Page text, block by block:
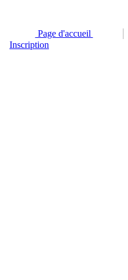
Page d'accueil
Inscription